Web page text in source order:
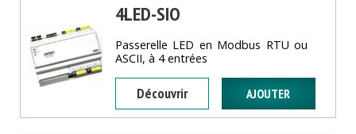
4LED-SIO
Passerelle LED en Modbus RTU ou
ASCII, à 4 entrées
Découvrir